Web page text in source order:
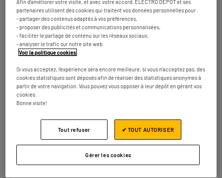
Numéro Plus d'infos
4
19.58
km
ELECTRO DEPOT PARIS -
VILLETANEUSE
8 route de Saint-Leu
93430 Villetaneuse
ELECTRO DEPOT PARIS -
Afin d'améliorer votre visite, et avec votre accord, ELECTRO DEPOT et ses
partenaires utilisent des cookies qui traitent vos données personnelles pour :
- partager des contenus adaptés à vos préférences,
- proposer des publicités et communications personnalisées,
- faciliter le partage de contenu sur les réseaux sociaux,
- analyser le trafic sur notre site web.
Voir la politique cookies
Si vous acceptez, l'expérience sera encore meilleure, si vous n'acceptez pas, des
cookies statistiques sont déposés afin de réaliser des statistiques anonymes à
partir de votre navigation. Vous pouvez vous opposer à leur dépôt en gérant vos
cookies.
Bonne visite!
Gérer les cookies
Tout refuser ✔ TOUT AUTORISER